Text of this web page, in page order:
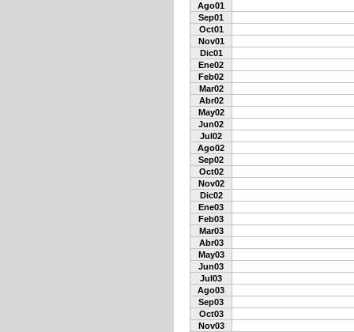
Ago01
Sep01
Oct01
Nov01
Dic01
Ene02
Feb02
Mar02
Abr02
May02
Jun02
Jul02
Ago02
Sep02
Oct02
Nov02
Dic02
Ene03
Feb03
Mar03
Abr03
May03
Jun03
Jul03
Ago03
Sep03
Oct03
Nov03